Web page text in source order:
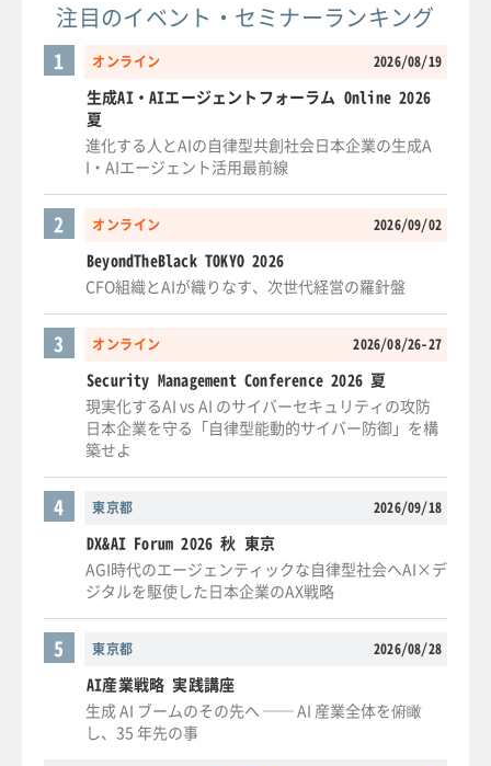
注目のイベント・セミナーランキング
オンライン 2026/08/19
1
生成AI・AIエージェントフォーラム Online 2026
夏
進化する人とAIの自律型共創社会日本企業の生成A
I・AIエージェント活用最前線
オンライン 2026/09/02
2
BeyondTheBlack TOKYO 2026
CFO組織とAIが織りなす、次世代経営の羅針盤
オンライン 2026/08/26-27
3
Security Management Conference 2026 夏
現実化するAI vs AI のサイバーセキュリティの攻防
日本企業を守る「自律型能動的サイバー防御」を構
築せよ
東京都 2026/09/18
4
DX&AI Forum 2026 秋 東京
AGI時代のエージェンティックな自律型社会へAI×デ
ジタルを駆使した日本企業のAX戦略
東京都 2026/08/28
5
AI産業戦略 実践講座
生成 AI ブームのその先へ ── AI 産業全体を俯瞰
し、35 年先の事